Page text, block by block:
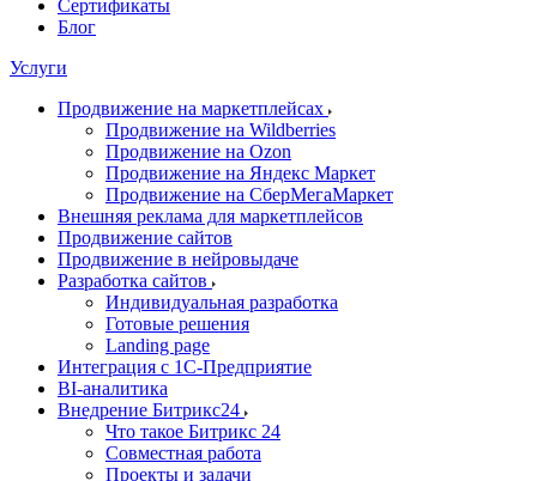
Сертификаты
Блог
Услуги
Продвижение на маркетплейсах
Продвижение на Wildberries
Продвижение на Ozon
Продвижение на Яндекс Маркет
Продвижение на СберМегаМаркет
Внешняя реклама для маркетплейсов
Продвижение сайтов
Продвижение в нейровыдаче
Разработка сайтов
Индивидуальная разработка
Готовые решения
Landing page
Интеграция с 1С-Предприятие
BI-аналитика
Внедрение Битрикс24
Что такое Битрикс 24
Совместная работа
Проекты и задачи